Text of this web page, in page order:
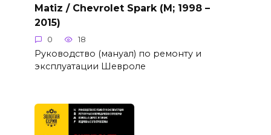
Matiz / Chevrolet Spark (M; 1998 –
2015)
0 18
Руководство (мануал) по ремонту и
эксплуатации Шевроле